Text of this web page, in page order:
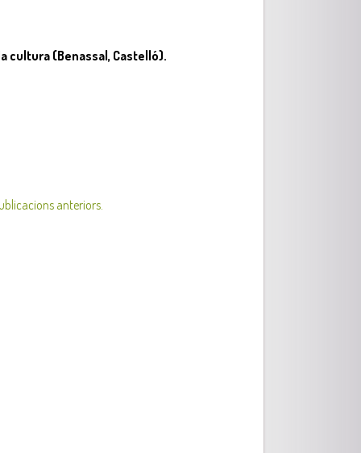
cultura (Benassal, Castelló).
anteriors.